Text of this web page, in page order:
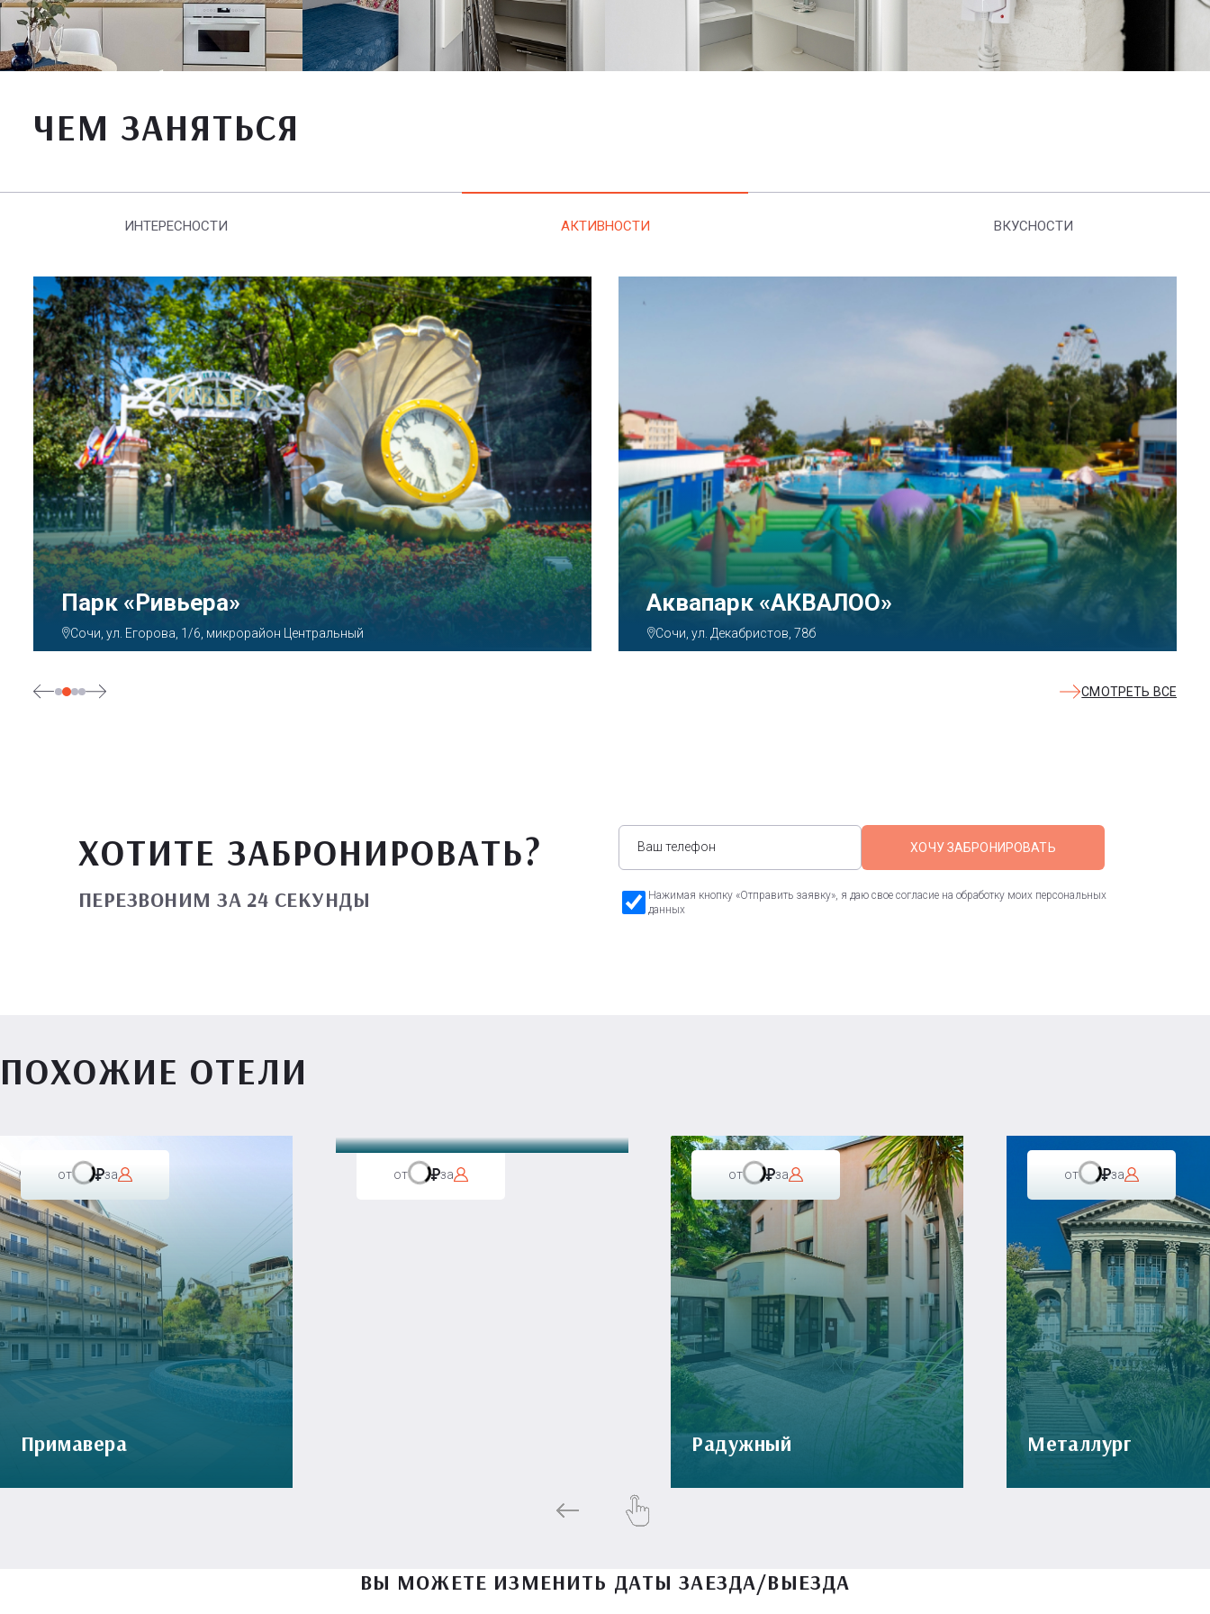
ЧЕМ ЗАНЯТЬСЯ
ИНТЕРЕСНОСТИ АКТИВНОСТИ ВКУСНОСТИ
Парк «Ривьера»
Сочи, ул. Егорова, 1/6, микрорайон Центральный
Аквапарк «АКВАЛОО»
Сочи, ул. Декабристов, 78б
СМОТРЕТЬ ВСЕ
ХОТИТЕ ЗАБРОНИРОВАТЬ?
ПЕРЕЗВОНИМ ЗА 24 СЕКУНДЫ
ХОЧУ ЗАБРОНИРОВАТЬ
Нажимая кнопку «Отправить заявку», я даю свое согласие на обработку моих персональных
данных
ПОХОЖИЕ ОТЕЛИ
от за
Примавера
от за от за
Радужный
от за
Металлург
ВЫ МОЖЕТЕ ИЗМЕНИТЬ ДАТЫ ЗАЕЗДА/ВЫЕЗДА